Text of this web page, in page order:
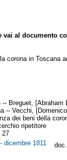
vai al documento
corona in Toscana
Breguet,
-- Vecchi,
dei beni della
ripetitore
27
dicembre 1811